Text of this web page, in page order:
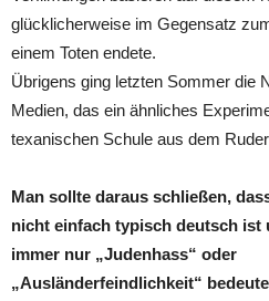
glücklicherweise im Gegensatz
einem Toten endete.
Übrigens ging letzten Sommer die
Medien, das ein ähnliches
texanischen Schule aus dem
Man sollte daraus schließen,
nicht einfach typisch deutsch ist
immer nur „Judenhass“ oder
„Ausländerfeindlichkeit“